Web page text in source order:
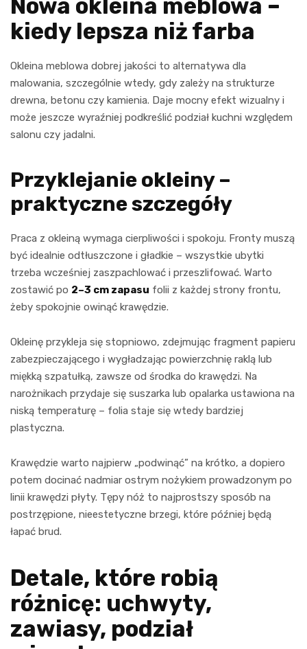
Nowa okleina meblowa –
kiedy lepsza niż farba
Okleina meblowa dobrej jakości to alternatywa dla
malowania, szczególnie wtedy, gdy zależy na strukturze
drewna, betonu czy kamienia. Daje mocny efekt wizualny i
może jeszcze wyraźniej podkreślić podział kuchni względem
salonu czy jadalni.
Przyklejanie okleiny –
praktyczne szczegóły
Praca z okleiną wymaga cierpliwości i spokoju. Fronty muszą
być idealnie odtłuszczone i gładkie – wszystkie ubytki
trzeba wcześniej zaszpachlować i przeszlifować. Warto
zostawić po 2–3 cm zapasu folii z każdej strony frontu,
żeby spokojnie owinąć krawędzie.
Okleinę przykleja się stopniowo, zdejmując fragment papieru
zabezpieczającego i wygładzając powierzchnię raklą lub
miękką szpatułką, zawsze od środka do krawędzi. Na
narożnikach przydaje się suszarka lub opalarka ustawiona na
niską temperaturę – folia staje się wtedy bardziej
plastyczna.
Krawędzie warto najpierw „podwinąć” na krótko, a dopiero
potem docinać nadmiar ostrym nożykiem prowadzonym po
linii krawędzi płyty. Tępy nóż to najprostszy sposób na
postrzępione, nieestetyczne brzegi, które później będą
łapać brud.
Detale, które robią
różnicę: uchwyty,
zawiasy, podział